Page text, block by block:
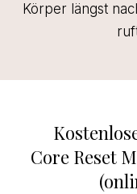
Körper längst
Core Reset